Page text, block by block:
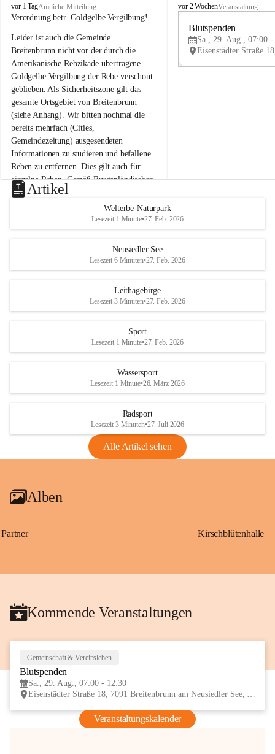
B
r
i
t
e
n
b
r
u
n
n
a
m
N
e
u
s
d
S
vor 1 TagAmtliche Mitteilung
Verordnung betr. Goldgelbe Vergilbung!
Leider ist auch die Gemeinde
Breitenbrunn nicht vor der durch die
Amerikanische Rebzikade übertragene
Goldgelbe Vergilbung der Rebe verschont
geblieben. Als Sicherheitszone gilt das
gesamte Ortsgebiet von Breitenbrunn
(siehe Anhang). Wir bitten nochmal die
bereits mehrfach (Cities,
Gemeindezeitung) ausgesendeten
Informationen zu studieren und befallene
Reben zu entfernen. Dies gilt auch für
einzelne Reben. Gemäß Burgenländischen
Weinbaugesetz sind nicht gepflegte oder
unzulässige Weingärten zu roden! Bitte
helfen wir zusammen um unsere Winzer
vor den prognostizierten Ernteausfällen
und den daraus folgenden wirtschaftlichen
Maßnahmen zur Bekämpfung
Rebe und der Amerikanischen
Anhang VBl. EU Nr. 18
1 Seite•1,4 MB
VBl. EU Nr. 18_2026
B
e
u
e
d
r
S
vor 2 WochenVeranstaltung
Blutspenden
Sa., 29. Aug., 07:00 -
Artikel
Welterbe-Naturpark
Lesezeit 1 Minute•27. Feb. 2026
Neusiedler See
Lesezeit 6 Minuten•27. Feb. 2026
Leithagebirge
Lesezeit 3 Minuten•27. Feb. 2026
Sport
Lesezeit 1 Minute•27. Feb. 2026
Wassersport
Lesezeit 1 Minute•26. März 2026
Radsport
Lesezeit 3 Minuten•27. Juli 2026
Alle Artikel sehen
Alben
Partner Kirschblütenhalle
Kommende Veranstaltungen
Gemeinschaft & Vereinsleben
Blutspenden
Sa., 29. Aug., 07:00 - 12:30
Eisenstädter Straße 18, 7091 Breitenbrunn am Neusiedler See, AUT
Veranstaltungskalender